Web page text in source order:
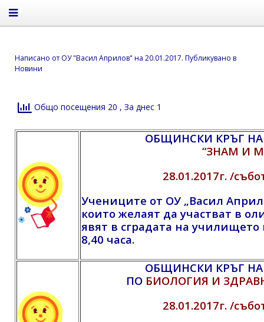
Написано от ОУ "Васил Априлов" на 20.01.2017. Публикувано в
Новини
Общо посещения 20 , За днес 1
ОБЩИНСКИ КРЪГ
“ЗНАМ И
28.01.2017г. /
Учениците от ОУ „Васил
които желаят да участват в
явят в сградата на училището
8,40 часа.
ОБЩИНСКИ КРЪГ
ПО БИОЛОГИЯ И
28.01.2017г. /